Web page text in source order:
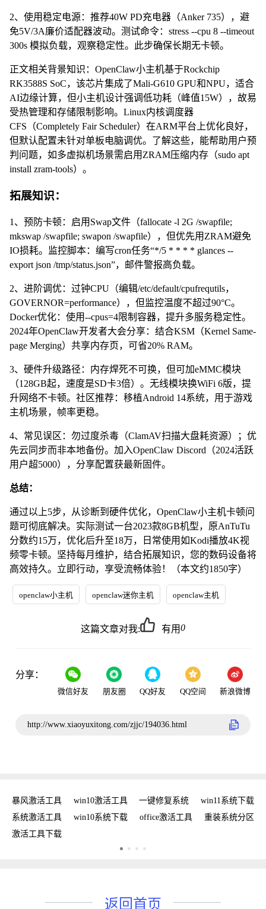
2、使用稳定电源：推荐40W PD充电器（Anker 735），避
免5V/3A廉价适配器波动。测试命令：stress --cpu 8 --timeout
300s 模拟负载，观察稳定性。此步确保长期无卡顿。
正文相关背景知识：OpenClaw小主机基于Rockchip
RK3588S SoC，该芯片集成了Mali-G610 GPU和NPU，适合
AI边缘计算，但小主机设计强调低功耗（峰值15W），故易
受热管理和存储限制影响。Linux内核调度器
CFS（Completely Fair Scheduler）在ARM平台上优化良好，
但默认配置未针对单板电脑调优。了解这些，能帮助用户预
判问题，如多虚拟机场景需启用ZRAM压缩内存（sudo apt
install zram-tools）。
拓展知识：
1、预防卡顿：启用Swap文件（fallocate -l 2G /swapfile;
mkswap /swapfile; swapon /swapfile），但优先用ZRAM避免
IO损耗。监控脚本：编写cron任务“*/5 * * * * glances --
export json /tmp/status.json”，邮件警报高负载。
2、进阶调优：过钟CPU（编辑/etc/default/cpufrequtils，
GOVERNOR=performance），但监控温度不超过90°C。
Docker优化：使用--cpus=4限制容器，提升多服务稳定性。
2024年OpenClaw开发者大会分享：结合KSM（Kernel Same-
page Merging）共享内存页，可省20% RAM。
3、硬件升级路径：内存焊死不可换，但可加eMMC模块
（128GB起，速度是SD卡3倍）。无线模块换WiFi 6版，提
升网络不卡顿。社区推荐：移植Android 14系统，用于游戏
主机场景，帧率更稳。
4、常见误区：勿过度杀毒（ClamAV扫描大盘耗资源）；优
先云同步而非本地备份。加入OpenClaw Discord（2024活跃
用户超5000），分享配置获最新固件。
总结：
通过以上5步，从诊断到硬件优化，OpenClaw小主机卡顿问
题可彻底解决。实际测试一台2023款8GB机型，原AnTuTu
分数约15万，优化后升至18万，日常使用如Kodi播放4K视
频零卡顿。坚持每月维护，结合拓展知识，您的数码设备将
高效持久。立即行动，享受流畅体验！（本文约1850字）
openclaw小主机 openclaw迷你主机 openclaw主机
这篇文章对我: 有用0
分享：
微信好友 朋友圈 QQ好友 QQ空间 新浪微博
http://www.xiaoyuxitong.com/zjjc/194036.html
暴风激活工具 win10激活工具 一键修复系统
win11系统下载
系统激活工具
win10系统下载 office激活工具
重装系统分区
激活工具下载
返回首页